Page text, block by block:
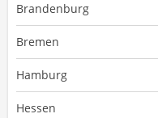
Brandenburg
Bremen
Hamburg
Hessen